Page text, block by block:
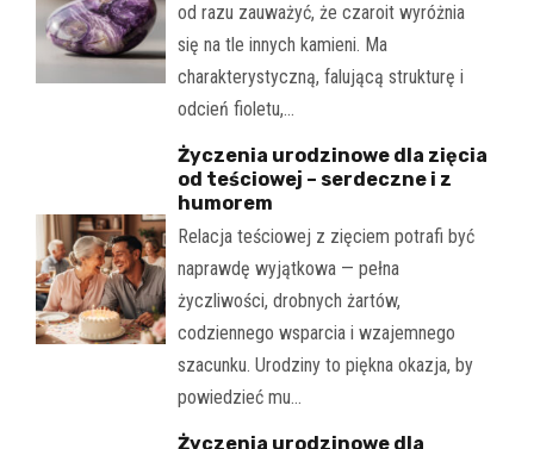
od razu zauważyć, że czaroit wyróżnia
się na tle innych kamieni. Ma
charakterystyczną, falującą strukturę i
odcień fioletu,…
Życzenia urodzinowe dla zięcia
od teściowej – serdeczne i z
humorem
Relacja teściowej z zięciem potrafi być
naprawdę wyjątkowa — pełna
życzliwości, drobnych żartów,
codziennego wsparcia i wzajemnego
szacunku. Urodziny to piękna okazja, by
powiedzieć mu…
Życzenia urodzinowe dla